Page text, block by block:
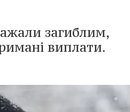
загиблим,
виплати.